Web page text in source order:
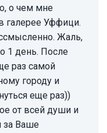
о чем мне
галерее Уффици.
Жаль,
1 день. После
раз самой
городу и
еще раз))
от всей души и
за Ваше